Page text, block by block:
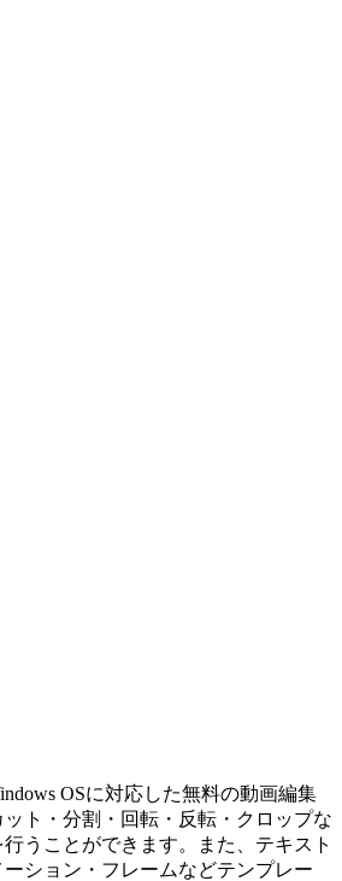
OSに対応した無料の動画編集
ト・分割・回転・反転・クロップな
うことができます。また、テキスト
ション・フレームなどテンプレー